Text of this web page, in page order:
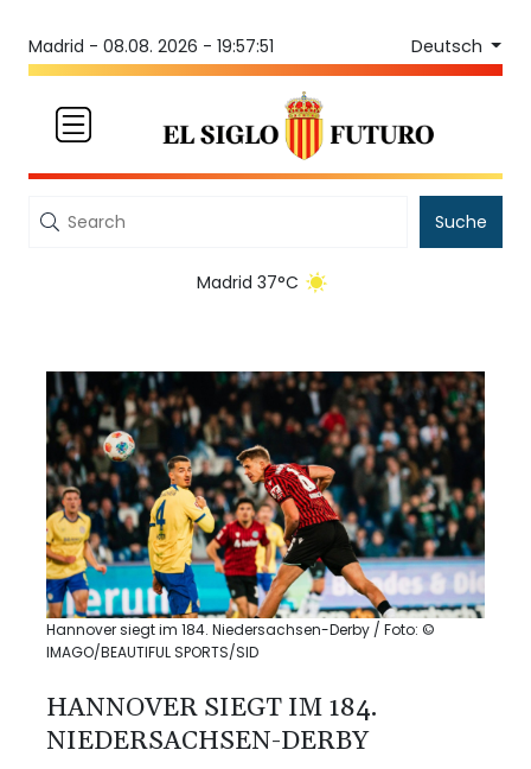
Madrid - 08.08. 2026 - 19:57:51 Deutsch
Suche
Madrid 37°C
Hannover siegt im 184. Niedersachsen-Derby / Foto: ©
IMAGO/BEAUTIFUL SPORTS/SID
HANNOVER SIEGT IM 184.
NIEDERSACHSEN-DERBY